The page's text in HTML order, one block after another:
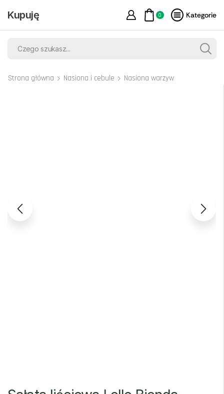
Kupuję 0 Kategorie
Strona główna Nasiona i cebule Nasiona warzyw